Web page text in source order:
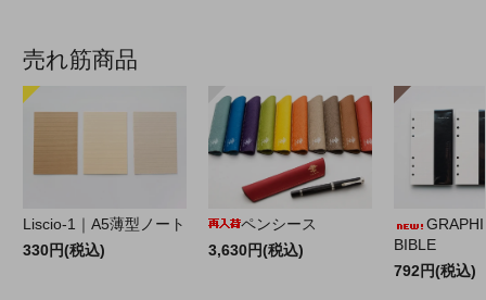
売れ筋商品
Liscio-1｜A5薄型ノート
330円(税込)
ペンシース
3,630円(税込)
BIBLE
792円(税込)